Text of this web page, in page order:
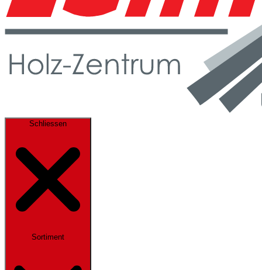
Schliessen
Sortiment